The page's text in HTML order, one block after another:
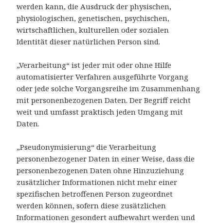
werden kann, die Ausdruck der physischen,
physiologischen, genetischen, psychischen,
wirtschaftlichen, kulturellen oder sozialen
Identität dieser natürlichen Person sind.
„Verarbeitung“ ist jeder mit oder ohne Hilfe
automatisierter Verfahren ausgeführte Vorgang
oder jede solche Vorgangsreihe im Zusammenhang
mit personenbezogenen Daten. Der Begriff reicht
weit und umfasst praktisch jeden Umgang mit
Daten.
„Pseudonymisierung“ die Verarbeitung
personenbezogener Daten in einer Weise, dass die
personenbezogenen Daten ohne Hinzuziehung
zusätzlicher Informationen nicht mehr einer
spezifischen betroffenen Person zugeordnet
werden können, sofern diese zusätzlichen
Informationen gesondert aufbewahrt werden und